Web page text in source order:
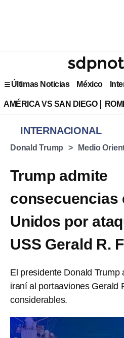
Últimas Noticias México
AMÉRICA VS SAN DIEGO
INTERNACIONAL
Donald Trump Medio
Trump admite
consecuencias
Unidos por
USS Gerald R.
El presidente Donald Trump
iraní al portaaviones Gerald
considerables.